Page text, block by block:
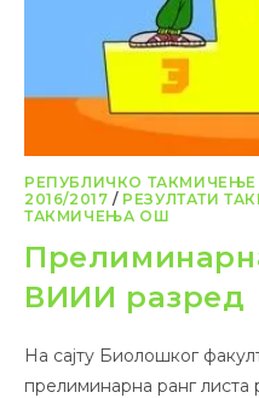
РЕПУБЛИЧКО ТАКМИЧЕЊЕ
2016/2017 / РЕЗУЛТАТИ
ТАКМИЧЕЊА ОШ
ВИИИ разред
На сајту Биолошког
прелиминарна ранг листа